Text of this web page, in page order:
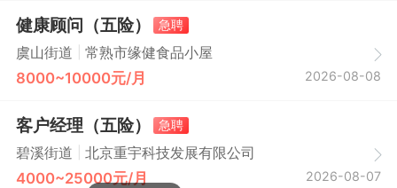
健康顾问（五险）
急聘
虞山街道
常熟市缘健食品小屋
8000~10000元/月 2026-08-08
客户经理（五险）
急聘
碧溪街道
北京重宇科技发展有限公司
4000~25000元/月
2026-08-07